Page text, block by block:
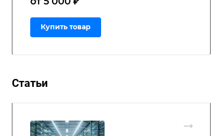
Купить товар
Статьи